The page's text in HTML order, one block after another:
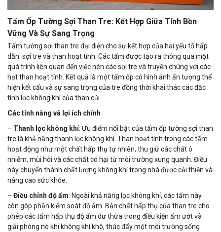
Tấm Ốp Tường Sợi Than Tre: Kết Hợp Giữa Tính Bền
Vững Và Sự Sang Trọng
Tấm tường sợi than tre đại diện cho sự kết hợp của hai yếu tố hấp
dẫn: sợi tre và than hoạt tính. Các tấm được tạo ra thông qua một
quá trình liên quan đến việc nén các sợi tre và truyền chúng với các
hạt than hoạt tính. Kết quả là một tấm ốp có hình ảnh ấn tượng thể
hiện kết cấu và sự sang trọng của tre đồng thời khai thác các đặc
tính lọc không khí của than củi.
Các tính năng và lợi ích chính
– Thanh lọc không khí: Ưu điểm nổi bật của tấm ốp tường sợi than
tre là khả năng thanh lọc không khí. Than hoạt tính trong các tấm
hoạt động như một chất hấp thụ tự nhiên, thu giữ các chất ô
nhiễm, mùi hôi và các chất có hại từ môi trường xung quanh. Điều
này chuyển thành chất lượng không khí trong nhà được cải thiện và
nâng cao sức khỏe.
– Điều chỉnh độ ẩm: Ngoài khả năng lọc không khí, các tấm này
còn góp phần kiểm soát độ ẩm. Bản chất hấp thụ của than tre cho
phép các tấm hấp thụ độ ẩm dư thừa trong điều kiện ẩm ướt và
giải phóng nó khi không khí khô, thúc đẩy một môi trường sống